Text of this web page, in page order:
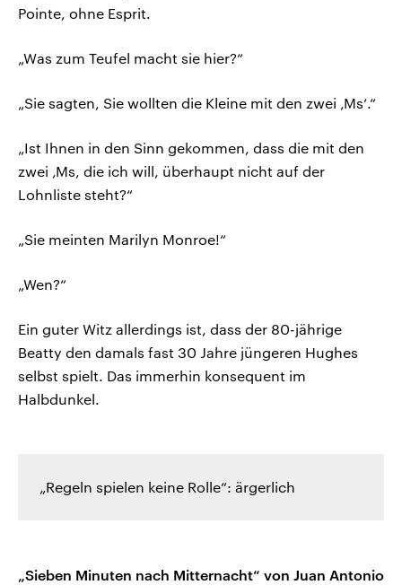
Pointe, ohne Esprit.
„Was zum Teufel macht sie hier?“
„Sie sagten, Sie wollten die Kleine mit den zwei ‚Ms‘.“
„Ist Ihnen in den Sinn gekommen, dass die mit den
zwei ‚Ms, die ich will, überhaupt nicht auf der
Lohnliste steht?“
„Sie meinten Marilyn Monroe!“
„Wen?“
Ein guter Witz allerdings ist, dass der 80-jährige
Beatty den damals fast 30 Jahre jüngeren Hughes
selbst spielt. Das immerhin konsequent im
Halbdunkel.
„Regeln spielen keine Rolle“: ärgerlich
„Sieben Minuten nach Mitternacht“ von Juan Antonio